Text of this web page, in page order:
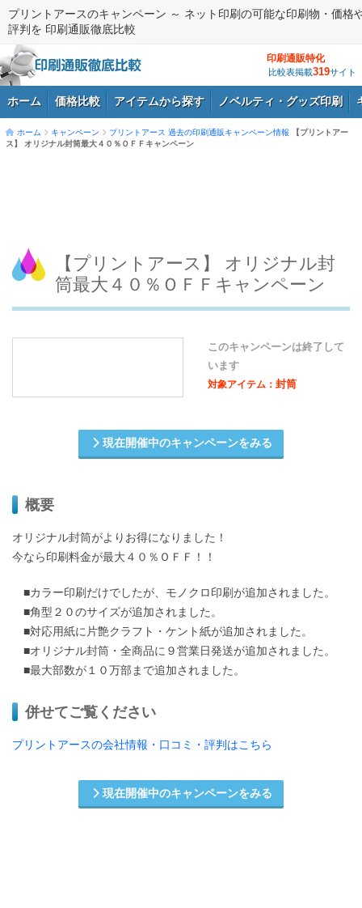
プリントアースのキャンペーン ～ ネット印刷の可能な印刷物・価格
評判を 印刷通販徹底比較
印刷通販特化
比較表掲載319サイト
ホーム 価格比較 アイテムから探す ノベルティ・グッズ印刷
ホーム キャンペーン プリントアース 過去の印刷通販キャンペーン情報
【プリントアー
ス】 オリジナル封筒最大４０％ＯＦＦキャンペーン
【プリントアース】 オリジナル封
筒最大４０％ＯＦＦキャンペーン
このキャンペーンは終了して
います
対象アイテム： 封筒
現在開催中のキャンペーンをみる
概要
オリジナル封筒がよりお得になりました！
今なら印刷料金が最大４０％ＯＦＦ！！
■カラー印刷だけでしたが、モノクロ印刷が追加されました。
■角型２０のサイズが追加されました。
■対応用紙に片艶クラフト・ケント紙が追加されました。
■オリジナル封筒・全商品に９営業日発送が追加されました。
■最大部数が１０万部まで追加されました。
併せてご覧ください
プリントアースの会社情報・口コミ・評判はこちら
現在開催中のキャンペーンをみる